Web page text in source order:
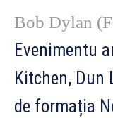
Bob Dylan
Evenimentu
Kitchen, Dun
de formația